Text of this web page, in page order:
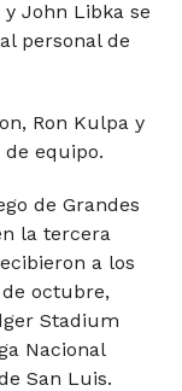
y John Libka se
personal de
Ron Kulpa y
equipo.
de Grandes
la tercera
a los
octubre,
Stadium
Nacional
San Luis.